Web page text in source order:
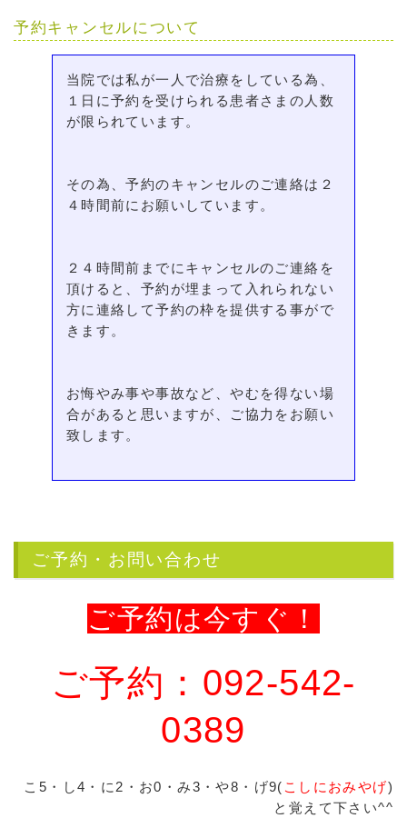
予約キャンセルについて
当院では私が一人で治療をしている為、
１日に予約を受けられる患者さまの人数
が限られています。
その為、予約のキャンセルのご連絡は２
４時間前にお願いしています。
２４時間前までにキャンセルのご連絡を
頂けると、予約が埋まって入れられない
方に連絡して予約の枠を提供する事がで
きます。
お悔やみ事や事故など、やむを得ない場
合があると思いますが、ご協力をお願い
致します。
ご予約・お問い合わせ
ご予約は今すぐ！
ご予約：092-542-
0389
こ5・し4・に2・お0・み3・や8・げ9( こしにおみやげ)
と覚えて下さい^^